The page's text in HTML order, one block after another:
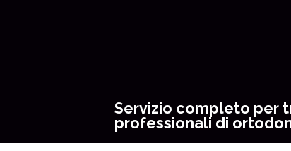
Servizio completo per
professionali di